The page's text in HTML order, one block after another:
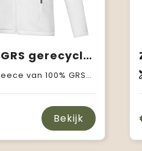
Amber GRS gerecycled heren fleece jas met volledige rits
GRS-gecertificeerd gerecycled polyester, 174 g/m2
Bekijk